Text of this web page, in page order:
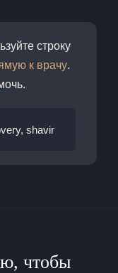
строку
к врачу.
чтобы